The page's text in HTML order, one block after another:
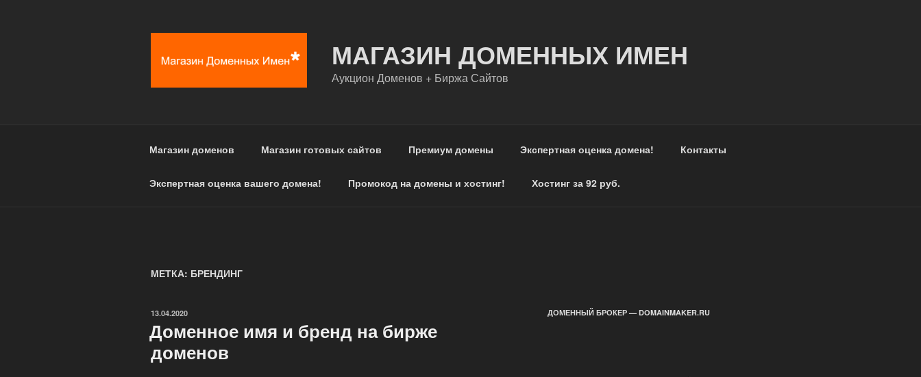
МАГАЗИН ДОМЕННЫХ ИМЕН
Аукцион Доменов + Биржа Сайтов
Магазин доменов Магазин готовых сайтов Премиум домены Экспертная оценка домена! Контакты
Экспертная оценка вашего домена! Промокод на домены и хостинг! Хостинг за 92 руб.
МЕТКА: БРЕНДИНГ
ОПУБЛИКОВАНО
13.04.2020
Доменное имя и бренд на бирже
доменов
ДОМЕННЫЙ БРОКЕР — DOMAINMAKER.RU